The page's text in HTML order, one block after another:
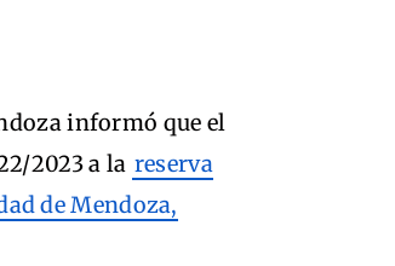
informó que el
2023 a la reserva
de Mendoza,